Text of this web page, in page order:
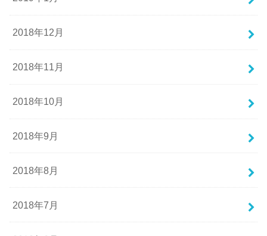
2018年12月
2018年11月
2018年10月
2018年9月
2018年8月
2018年7月